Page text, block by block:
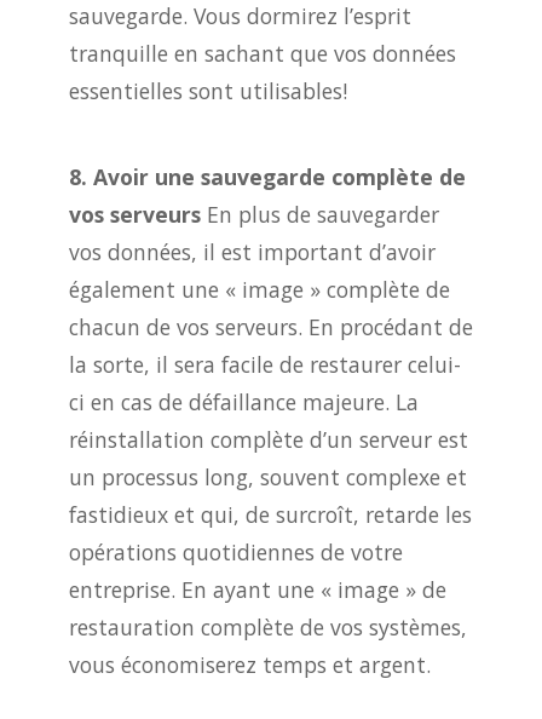
sauvegarde. Vous dormirez l’esprit
tranquille en sachant que vos données
essentielles sont utilisables!
8. Avoir une sauvegarde complète de
vos serveursEn plus de sauvegarder
vos données, il est important d’avoir
également une « image » complète de
chacun de vos serveurs. En procédant de
la sorte, il sera facile de restaurer celui-
ci en cas de défaillance majeure. La
réinstallation complète d’un serveur est
un processus long, souvent complexe et
fastidieux et qui, de surcroît, retarde les
opérations quotidiennes de votre
entreprise. En ayant une « image » de
restauration complète de vos systèmes,
vous économiserez temps et argent.